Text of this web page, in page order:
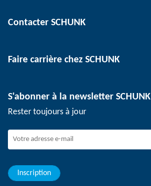
Technologie d'automatisation
Technologie de serrage de pièce
Contacter SCHUNK
Sites
Événements
Faire carrière chez SCHUNK
SCHUNK en tant qu'employeur
Rejoindre SCHUNK
Vos avantages
S'abonner à la newsletter SCHUNK
Rester toujours à jour
Inscription